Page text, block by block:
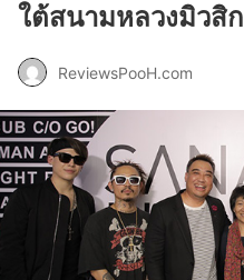
ใต้สนามหลวงมิวสิก
ReviewsPooH.com